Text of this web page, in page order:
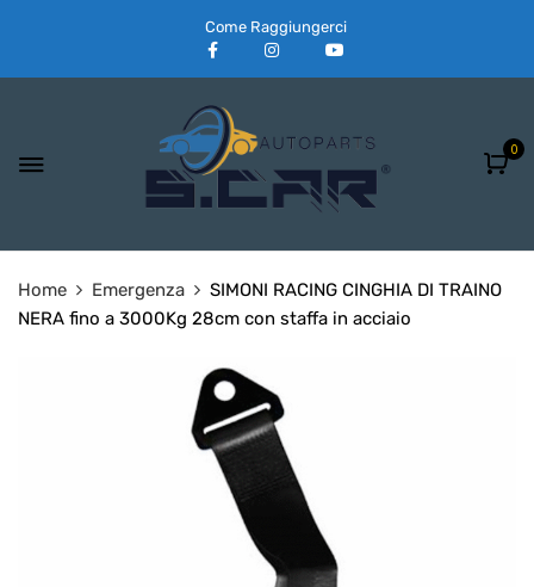
Come Raggiungerci
0
Home Emergenza
SIMONI RACING CINGHIA DI TRAINO
NERA fino a 3000Kg 28cm con staffa in acciaio